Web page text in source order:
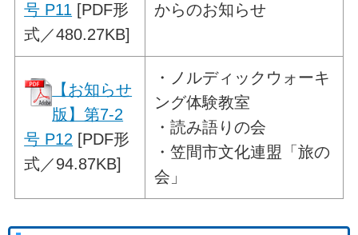
号 P11 [PDF形
式／480.27KB]
からのお知らせ
【お知らせ
版】第7-2
号 P12 [PDF形
式／94.87KB]
・ ノルディックウォーキ
ング体験教室
・読み語りの会
・笠間市文化連盟「旅の
会」